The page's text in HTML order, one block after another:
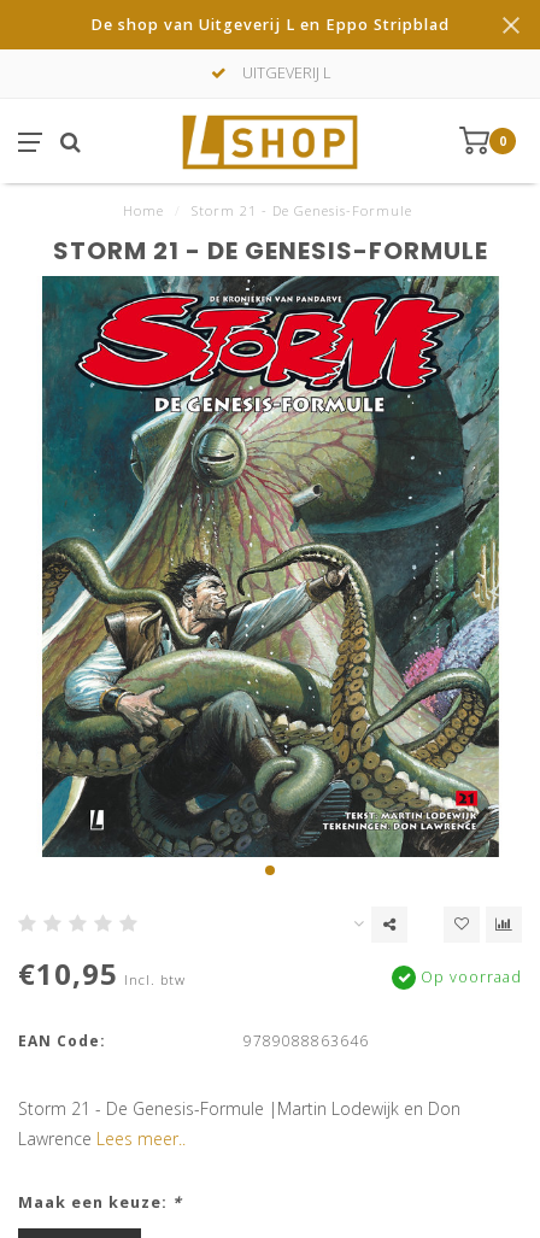
De shop van Uitgeverij L en Eppo Stripblad
UITGEVERIJ L
0
Home Storm 21 - De Genesis-Formule
STORM 21 - DE GENESIS-FORMULE
€10,95 Incl. btw Op voorraad
EAN Code: 9789088863646
Storm 21 - De Genesis-Formule |Martin Lodewijk en Don
Lawrence Lees meer..
Maak een keuze: *